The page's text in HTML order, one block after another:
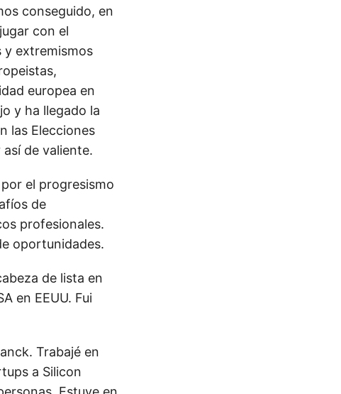
conseguido, en
con el
y extremismos
europea en
y ha llegado la
las Elecciones
de valiente.
el progresismo
de
profesionales.
oportunidades.
de lista en
en EEUU. Fui
Trabajé en
a Silicon